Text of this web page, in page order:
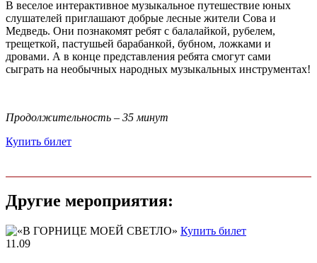
В веселое интерактивное музыкальное путешествие юных
слушателей приглашают добрые лесные жители Сова и
Медведь. Они познакомят ребят с балалайкой, рубелем,
трещеткой, пастушьей барабанкой, бубном, ложками и
дровами. А в конце представления ребята смогут сами
сыграть на необычных народных музыкальных инструментах!
Продолжительность – 35 минут
Купить билет
Другие мероприятия:
Купить билет
11.09